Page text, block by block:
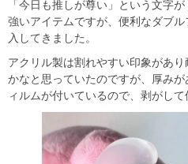
「今日も推しが尊い」という文字
強いアイテムですが、便利なダブ
入してきました。
アクリル製は割れやすい印象があ
かなと思っていたのですが、厚み
ィルムが付いているので、剥がして